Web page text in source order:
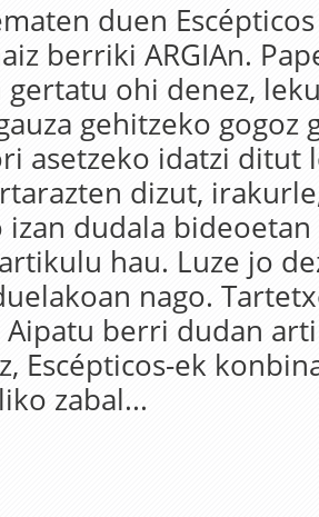
duen
berriki ARGIAn.
gertatu ohi denez,
gehitzeko gogoz
asetzeko idatzi ditut
dizut,
izan dudala
hau. Luze jo
nago.
Aipatu berri dudan
Escépticos-ek
zabal...